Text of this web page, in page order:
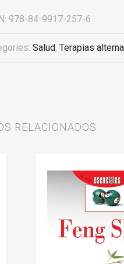
978-84-9917-257-6
Salud, Terapias
RELACIONADOS